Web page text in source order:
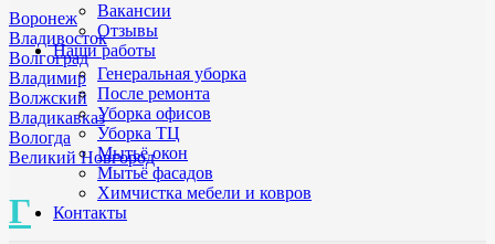
Воронеж
Владивосток
Волгоград
Владимир
Волжский
Владикавказ
Вологда
Великий Новгород
Г
Вакансии
Отзывы
Наши работы
Генеральная уборка
После ремонта
Уборка офисов
Уборка ТЦ
Мытьё окон
Мытьё фасадов
Химчистка мебели и ковров
Контакты